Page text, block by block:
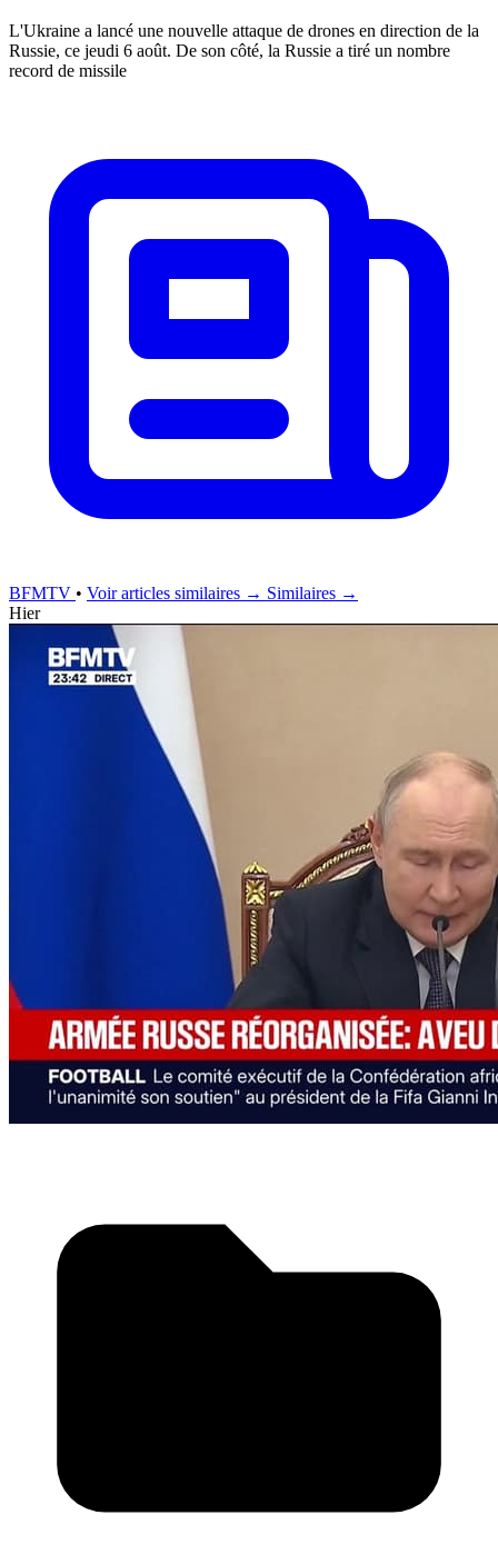
L'Ukraine a lancé une nouvelle attaque de drones en direction de la
Russie, ce jeudi 6 août. De son côté, la Russie a tiré un nombre
record de missile
BFMTV • Voir articles similaires → Similaires →
Hier